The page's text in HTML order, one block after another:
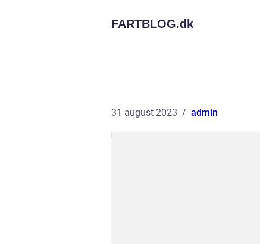
FARTBLOG.dk
31 august 2023 admin